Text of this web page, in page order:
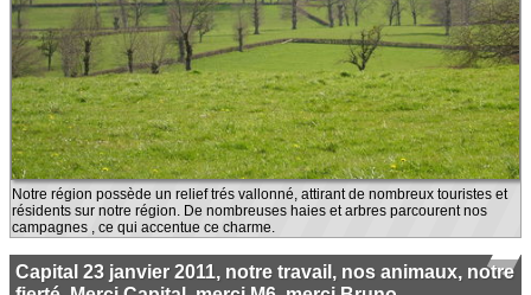
Notre région possède un relief trés vallonné, attirant de nombreux touristes et
résidents sur notre région. De nombreuses haies et arbres parcourent nos
campagnes , ce qui accentue ce charme.
Capital 23 janvier 2011, notre travail, nos animaux, notre